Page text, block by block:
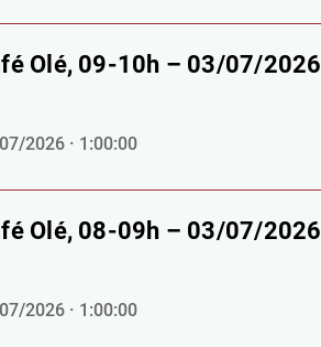
Olé, 09-10h – 03/07/2026
2026 · 1:00:00
Olé, 08-09h – 03/07/2026
2026 · 1:00:00